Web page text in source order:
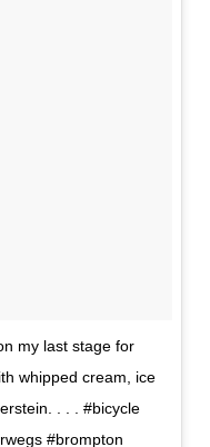
my last stage for
whipped cream, ice
. . . #bicycle
#brompton